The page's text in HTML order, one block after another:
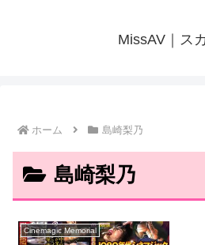
MissAV｜ス
ホーム 島崎梨乃
島崎梨乃
Cinemagic Memorial